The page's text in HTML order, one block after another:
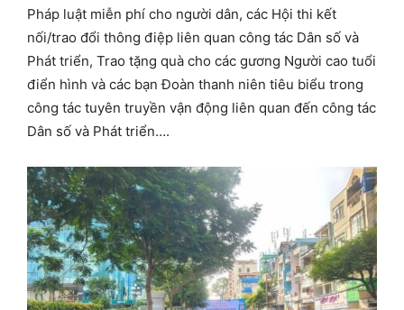
Pháp luật miễn phí cho người dân, các Hội thi kết
nối/trao đổi thông điệp liên quan công tác Dân số và
Phát triển, Trao tặng quà cho các gương Người cao tuổi
điển hình và các bạn Đoàn thanh niên tiêu biểu trong
công tác tuyên truyền vận động liên quan đến công tác
Dân số và Phát triển….